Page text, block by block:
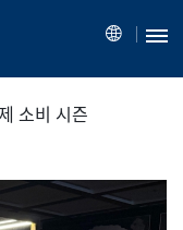
소비 시즌